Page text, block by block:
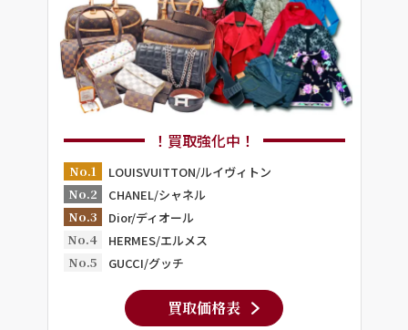
！買取強化中！
No.1
LOUISVUITTON/ルイヴィトン
No.2
CHANEL/シャネル
No.3
Dior/ディオール
No.4
HERMES/エルメス
No.5
GUCCI/グッチ
買取価格表